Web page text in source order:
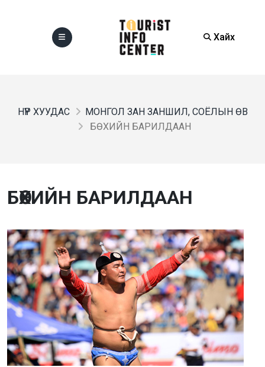
Хайх
НҮҮР ХУУДАС
МОНГОЛ ЗАН ЗАНШИЛ, СОЁЛЫН ӨВ
БӨХИЙН БАРИЛДААН
БӨХИЙН БАРИЛДААН